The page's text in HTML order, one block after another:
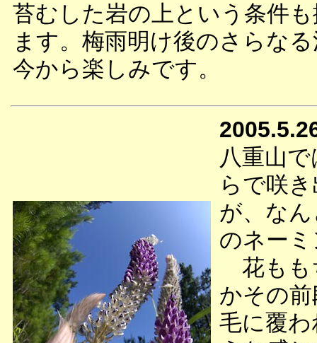
苔むした岩の上という条件
ます。梅雨明け後のさらな
今から楽しみです。
八重山
らで咲
が、な
のネー
花もも
かその
毛に覆